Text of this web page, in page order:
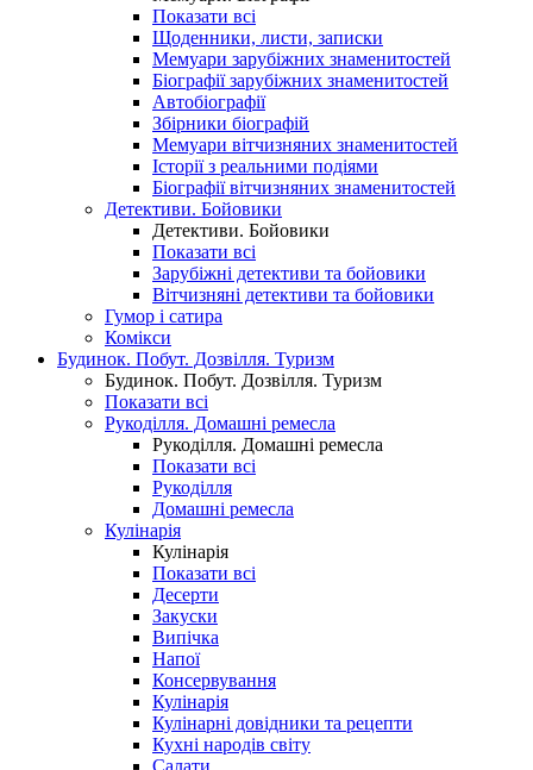
Показати всі
Щоденники, листи, записки
Мемуари зарубіжних знаменитостей
Біографії зарубіжних знаменитостей
Автобіографії
Збірники біографій
Мемуари вітчизняних знаменитостей
Історії з реальними подіями
Біографії вітчизняних знаменитостей
Детективи. Бойовики
Детективи. Бойовики
Показати всі
Зарубіжні детективи та бойовики
Вітчизняні детективи та бойовики
Гумор і сатира
Комікси
Будинок. Побут. Дозвілля. Туризм
Будинок. Побут. Дозвілля. Туризм
Показати всі
Рукоділля. Домашні ремесла
Рукоділля. Домашні ремесла
Показати всі
Рукоділля
Домашні ремесла
Кулінарія
Кулінарія
Показати всі
Десерти
Закуски
Випічка
Напої
Консервування
Кулінарія
Кулінарні довідники та рецепти
Кухні народів світу
Салати